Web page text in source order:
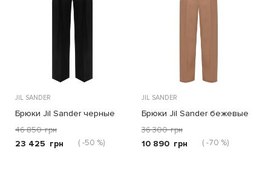
JIL SANDER
Брюки Jil Sander черные
46 850 грн
23 425 грн ( -50 %)
JIL SANDER
Брюки Jil Sander бежевые
36 300 грн
10 890 грн ( -70 %)